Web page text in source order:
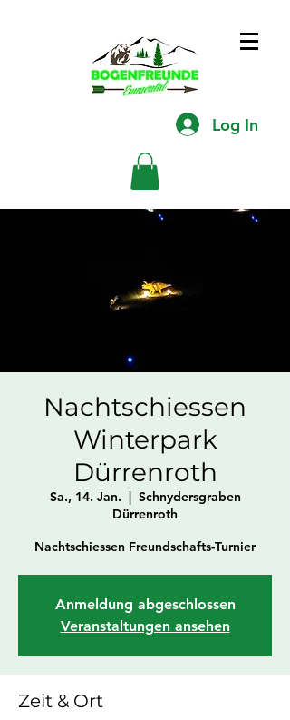
Log In
Nachtschiessen
Winterpark
Dürrenroth
Sa., 14. Jan.
  |
Schnydersgraben
Dürrenroth
Nachtschiessen Freundschafts-Turnier
Anmeldung abgeschlossen
Veranstaltungen ansehen
Zeit & Ort